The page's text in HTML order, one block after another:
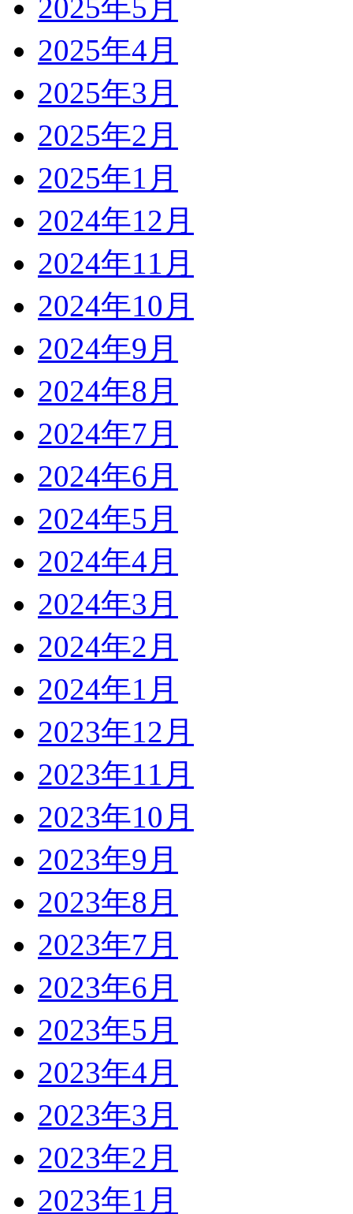
2025年5月
2025年4月
2025年3月
2025年2月
2025年1月
2024年12月
2024年11月
2024年10月
2024年9月
2024年8月
2024年7月
2024年6月
2024年5月
2024年4月
2024年3月
2024年2月
2024年1月
2023年12月
2023年11月
2023年10月
2023年9月
2023年8月
2023年7月
2023年6月
2023年5月
2023年4月
2023年3月
2023年2月
2023年1月